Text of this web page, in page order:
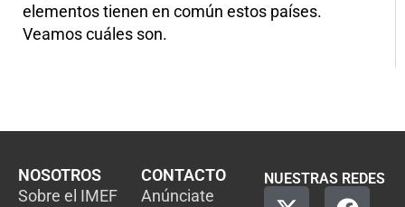
elementos tienen en común estos países.
Veamos cuáles son.
NOSOTROS
Sobre el IMEF
CONTACTO
Anúnciate
NUESTRAS REDES